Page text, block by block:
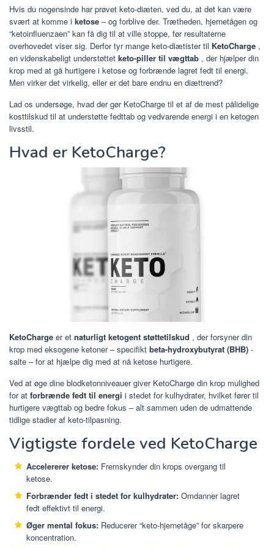
Hvis du nogensinde har prøvet keto-diæten, ved du, at det kan være
svært at komme i ketose – og forblive der. Trætheden, hjernetågen og
“ketoinfluenzaen” kan få dig til at ville stoppe, før resultaterne
overhovedet viser sig. Derfor tyr mange keto-diætister til KetoCharge ,
en videnskabeligt understøttet keto-piller til vægttab , der hjælper din
krop med at gå hurtigere i ketose og forbrænde lagret fedt til energi.
Men virker det virkelig, eller er det bare endnu en diættrend?
Lad os undersøge, hvad der gør KetoCharge til et af de mest pålidelige
kosttilskud til at understøtte fedttab og vedvarende energi i en ketogen
livsstil.
Hvad er KetoCharge?
KetoCharge er et naturligt ketogent støttetilskud , der forsyner din
krop med eksogene ketoner – specifikt beta-hydroxybutyrat (BHB) -
salte – for at hjælpe dig med at nå ketose hurtigere.
Ved at øge dine blodketonniveauer giver KetoCharge din krop mulighed
for at forbrænde fedt til energi i stedet for kulhydrater, hvilket fører til
hurtigere vægttab og bedre fokus – alt sammen uden de udmattende
tidlige stadier af keto-tilpasning.
Vigtigste fordele ved KetoCharge
Accelererer ketose: Fremskynder din krops overgang til
ketose.
Forbrænder fedt i stedet for kulhydrater: Omdanner lagret
fedt effektivt til energi.
Øger mental fokus: Reducerer “keto-hjernetåge” for skarpere
koncentration.